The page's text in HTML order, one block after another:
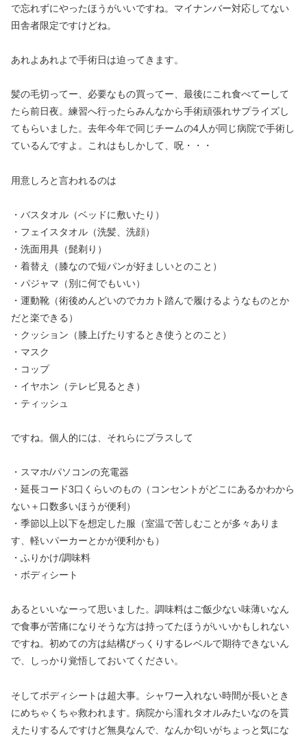
で忘れずにやったほうがいいですね。マイナンバー対応してない
田舎者限定ですけどね。
あれよあれよで手術日は迫ってきます。
髪の毛切ってー、必要なもの買ってー、最後にこれ食べてーして
たら前日夜。練習へ行ったらみんなから手術頑張れサプライズし
てもらいました。去年今年で同じチームの4人が同じ病院で手術し
ているんですよ。これはもしかして、呪・・・
用意しろと言われるのは
・バスタオル（ベッドに敷いたり）
・フェイスタオル（洗髪、洗顔）
・洗面用具（髭剃り）
・着替え（膝なので短パンが好ましいとのこと）
・パジャマ（別に何でもいい）
・運動靴（術後めんどいのでカカト踏んで履けるようなものとか
だと楽できる）
・クッション（膝上げたりするとき使うとのこと）
・マスク
・コップ
・イヤホン（テレビ見るとき）
・ティッシュ
ですね。個人的には、それらにプラスして
・スマホ/パソコンの充電器
・延長コード3口くらいのもの（コンセントがどこにあるかわから
ない＋口数多いほうが便利）
・季節以上以下を想定した服（室温で苦しむことが多々ありま
す、軽いパーカーとかが便利かも）
・ふりかけ/調味料
・ボディシート
あるといいなーって思いました。調味料はご飯少ない味薄いなん
で食事が苦痛になりそうな方は持ってたほうがいいかもしれない
ですね。初めての方は結構びっくりするレベルで期待できないん
で、しっかり覚悟しておいてください。
そしてボディシートは超大事。シャワー入れない時間が長いとき
にめちゃくちゃ救われます。病院から濡れタオルみたいなのを貰
えたりするんですけど無臭なんで、なんか匂いがちょっと気にな